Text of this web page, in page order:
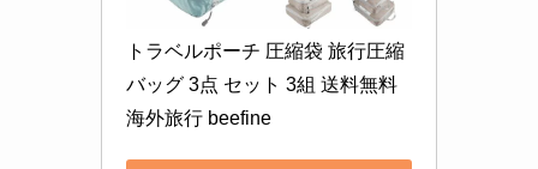
トラベルポーチ 圧縮袋 旅行圧縮
バッグ 3点 セット 3組 送料無料
海外旅行 beefine